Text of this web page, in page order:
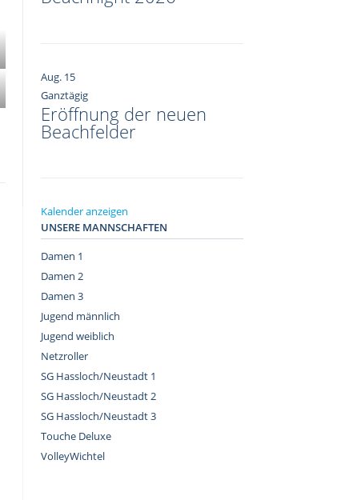
Aug. 15
Ganztägig
Eröffnung der neuen
Beachfelder
Kalender anzeigen
UNSERE MANNSCHAFTEN
Damen 1
Damen 2
Damen 3
Jugend männlich
Jugend weiblich
Netzroller
SG Hassloch/Neustadt 1
SG Hassloch/Neustadt 2
SG Hassloch/Neustadt 3
Touche Deluxe
VolleyWichtel